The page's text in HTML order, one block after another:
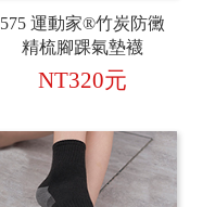
575 運動家®竹炭防黴
精梳腳踝氣墊襪
NT320元